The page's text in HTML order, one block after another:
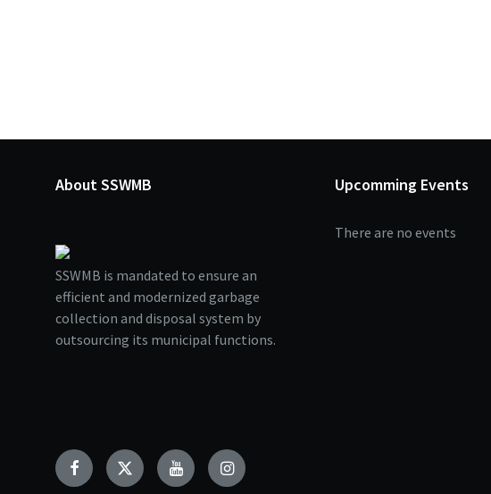
About SSWMB
SSWMB is mandated to ensure an
efficient and modernized garbage
collection and disposal system by
outsourcing its municipal functions.
Upcomming Events
There are no events